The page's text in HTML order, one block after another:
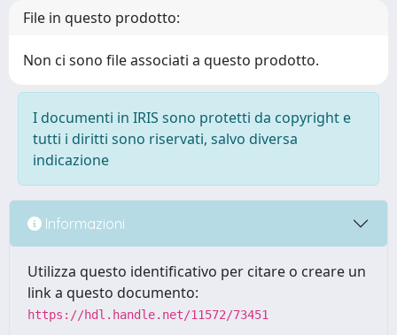
File in questo prodotto:
Non ci sono file associati a questo prodotto.
I documenti in IRIS sono protetti da copyright e
tutti i diritti sono riservati, salvo diversa
indicazione
Informazioni
Utilizza questo identificativo per citare o creare un
link a questo documento:
https://hdl.handle.net/11572/73451